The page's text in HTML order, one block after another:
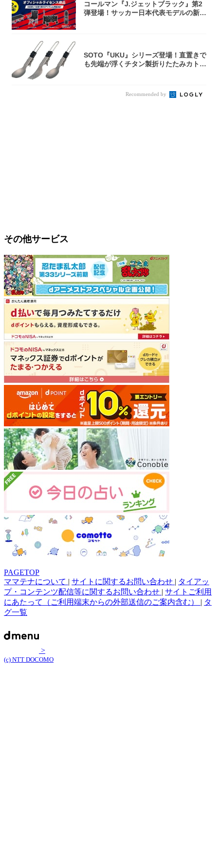
コールマン『J.ジェットブラック』第2
弾登場！サッカー日本代表モデルの新作
SOTO『UKU』シリーズ登場！直置きで
も先端が浮くチタン製折りたたみカトラ
Recommended by
その他サービス
PAGETOP
ママテナについて | サイトに関するお問い合わせ | タイアッ
プ・コンテンツ配信等に関するお問い合わせ | サイトご利用
にあたって（ご利用端末からの外部送信のご案内含む） | タ
グ一覧
>
(c) NTT DOCOMO